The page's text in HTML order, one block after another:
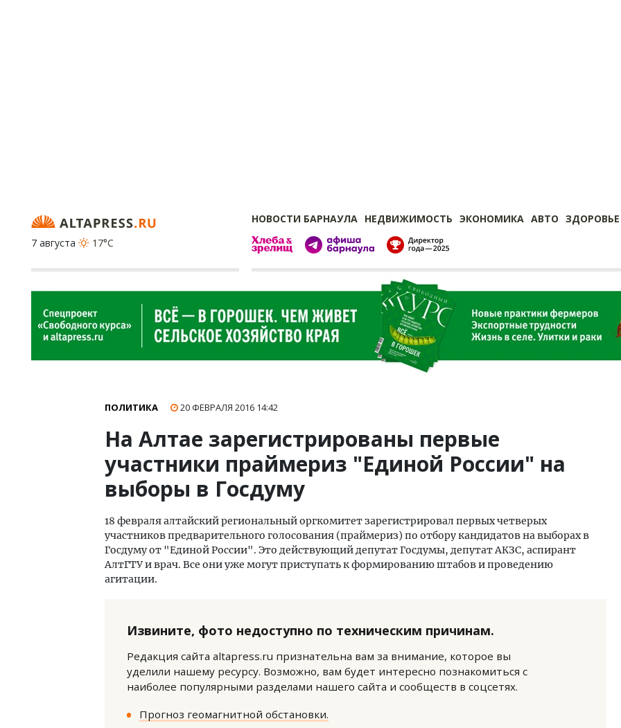
НОВОСТИ БАРНАУЛА НЕДВИЖИМОСТЬ ЭКОНОМИКА АВТО ЗДОРОВЬЕ
7 августа
17°C
ПОЛИТИКА 20 ФЕВРАЛЯ 2016 14:42
На Алтае зарегистрированы первые
участники праймериз "Единой России" на
выборы в Госдуму
18 февраля алтайский региональный оргкомитет зарегистрировал первых четверых
участников предварительного голосования (праймериз) по отбору кандидатов на выборах в
Госдуму от "Единой России". Это действующий депутат Госдумы, депутат АКЗС, аспирант
АлтГТУ и врач. Все они уже могут приступать к формированию штабов и проведению
агитации.
Извините, фото недоступно по техническим причинам.
Редакция сайта altapress.ru признательна вам за внимание, которое вы
уделили нашему ресурсу. Возможно, вам будет интересно познакомиться с
наиболее популярными разделами нашего сайта и сообществ в соцсетях.
Прогноз геомагнитной обстановки.